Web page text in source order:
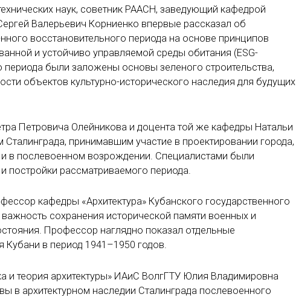
наук, советник РААСН, заведующий кафедрой
Валерьевич Корниенко впервые рассказал об
восстановительного периода на основе принципов
и устойчиво управляемой среды обитания (ESG-
периода были заложены основы зеленого строительства,
объектов культурно-исторического наследия для будущих
Петровича Олейникова и доцента той же кафедры Натальи
принимавшим участие в проектировании города,
в послевоенном возрождении. Специалистами были
постройки рассматриваемого периода.
кафедры «Архитектура» Кубанского государственного
сохранения исторической памяти военных и
Профессор наглядно показал отдельные
Кубани в период 1941–1950 годов.
и теория архитектуры» ИАиС ВолгГТУ Юлия Владимировна
в архитектурном наследии Сталинграда послевоенного